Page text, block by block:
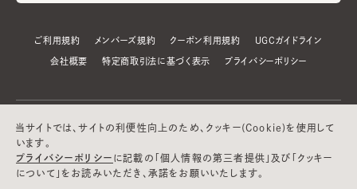
ご利用規約 メンバーズ規約 クーポン利用規約 UGCガイドライン
会社概要 特定商取引法に基づく表示 プライバシーポリシー
当サイトでは、サイトの利便性向上のため、クッキー(Cookie)を使用して
います。
プライバシーポリシー に記載の「個人情報の第三者提供」及び「クッキー
について」をお読みいただき、承諾をお願いいたします。